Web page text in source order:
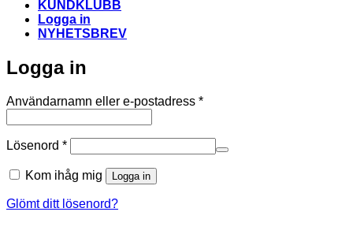
KUNDKLUBB
Logga in
NYHETSBREV
Logga in
Användarnamn eller e-postadress *Obligatoriskt
Lösenord *Obligatoriskt
Kom ihåg mig Logga in
Glömt ditt lösenord?